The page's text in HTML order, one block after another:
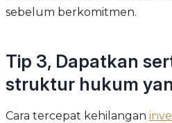
sebelum berkomitmen.
Tip 3, Dapatkan
struktur hukum
Cara tercepat kehilangan